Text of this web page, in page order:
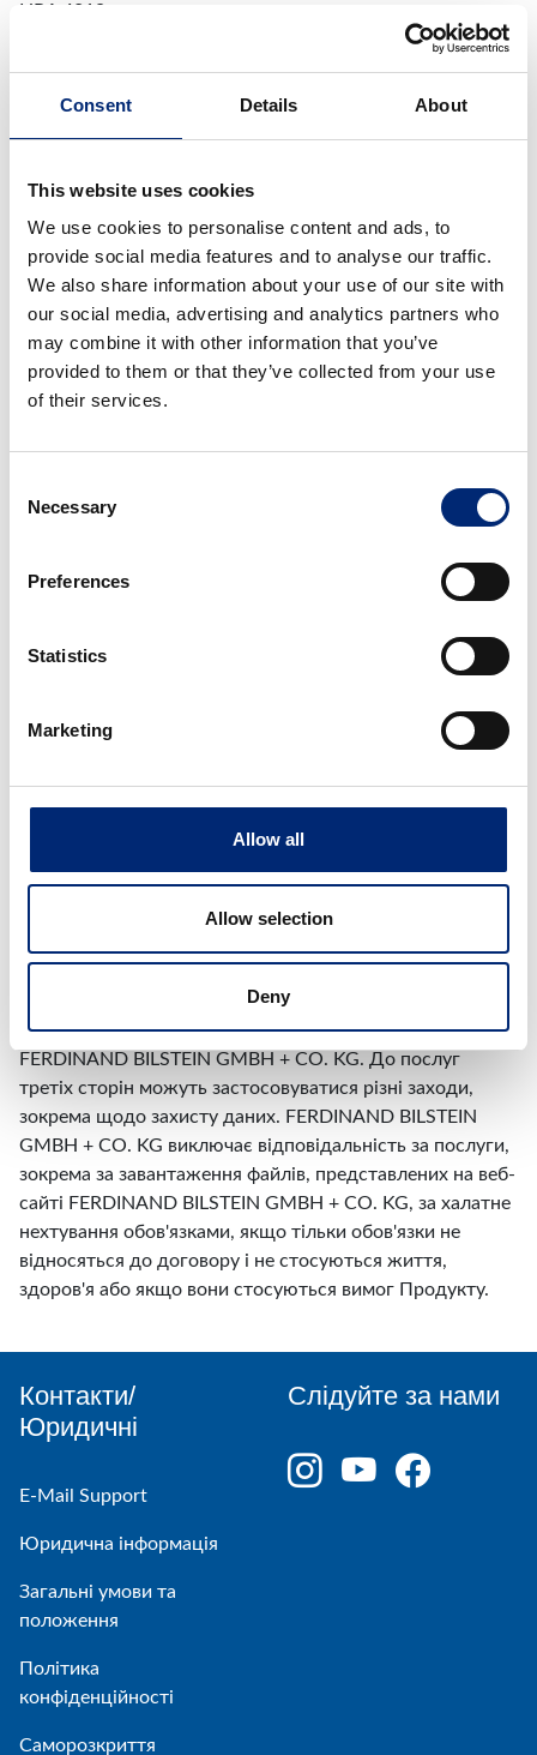
Consent Details About
This website uses cookies
We use cookies to personalise content and ads, to
provide social media features and to analyse our traffic.
We also share information about your use of our site with
our social media, advertising and analytics partners who
may combine it with other information that you’ve
provided to them or that they’ve collected from your use
of their services.
Selection
Necessary
Preferences
Statistics
Marketing
Allow all
Allow selection
Deny
HRA 4219
Blue Print – це зареєстрована торгова марка Ferdinand
Авторські права
Усі тексти, зображення та інші статті, опубліковані на
цьому веб-сайті, підлягають захисту авторських прав
компанії FERDINAND BILSTEIN GMBH + CO. KG,
Ennepetal, якщо не вказано інше. Видання,
відтворення суворо заборонено без письмової згоди
ретельно перевіряє вміст цього веб-сайту та регулярно
оновлює його. Вся інформація має загальний характер
замінює детальні та індивідуальні рекомендації як
Будь-які технічні деталі описаних частин автомобіля є
лише прикладами і можуть бути змінені в будь-який
наших деталей доступні тільки у вашого гуртового
постачальника або імпортера.
FERDINAND BILSTEIN GMBH + CO. KG не бере на себе
відповідальність за актуальність, правильність та
Коли ми посилаємося на веб-сайти третіх сторін, ми не
несемо відповідальності за їхній зміст. Використовуючи
посилання, ви покинете інформаційну платформу
FERDINAND BILSTEIN GMBH + CO. KG. До послуг
третіх сторін можуть застосовуватися різні заходи,
зокрема щодо захисту даних. FERDINAND BILSTEIN
GMBH + CO. KG виключає відповідальність за послуги,
зокрема за завантаження файлів, представлених на веб-
сайті FERDINAND BILSTEIN GMBH + CO. KG, за халатне
нехтування обов'язками, якщо тільки обов'язки не
відносяться до договору і не стосуються життя,
здоров'я або якщо вони стосуються вимог Продукту.
Контакти/
Юридичні
E-Mail Support
Юридична інформація
Загальні умови та
положення
Політика
конфіденційності
Саморозкриття
Слідуйте за нами